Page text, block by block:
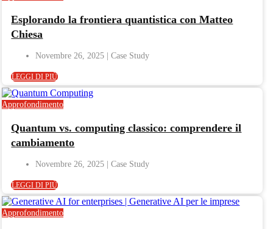
Esplorando la frontiera quantistica con Matteo
Chiesa
Novembre 26, 2025
LEGGI DI PIÙ
Approfondimento
Quantum vs. computing classico: comprendere il
cambiamento
Novembre 26, 2025
LEGGI DI PIÙ
Approfondimento